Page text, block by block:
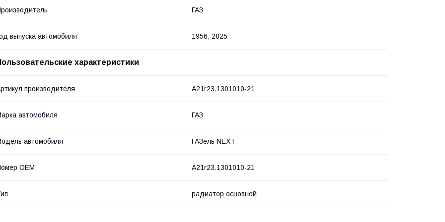
ГАЗ
выпуска автомобиля 1956, 2025
характеристики
производителя A21r23.1301010-21
автомобиля ГАЗ
автомобиля ГАЗель NEXT
OEM A21r23.1301010-21
радиатор основной